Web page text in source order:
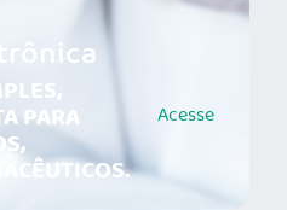
PARA Acesse